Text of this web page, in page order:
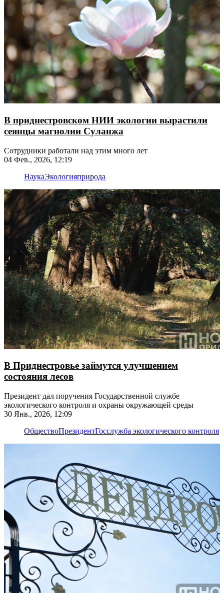
В приднестровском НИИ экологии вырастили
сеянцы магнолии Суланжа
Сотрудники работали над этим много лет
04 Фев., 2026, 12:19
НаукаЭкологияприрода
В Приднестровье займутся улучшением
состояния лесов
Президент дал поручения Государственной службе
экологического контроля и охраны окружающей среды
30 Янв., 2026, 12:09
ОбществоПрезидентГосслужба экологического контроля